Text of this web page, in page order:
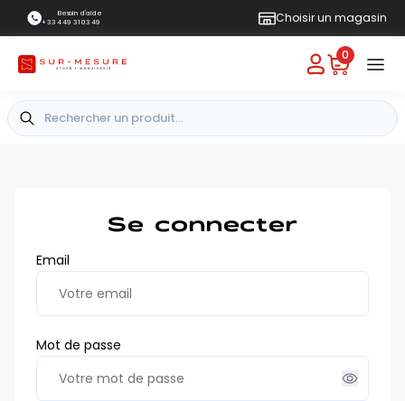
Besoin d'aide
+33 4 49 31 03 49
Choisir un magasin
0
Se connecter
Email
Mot de passe